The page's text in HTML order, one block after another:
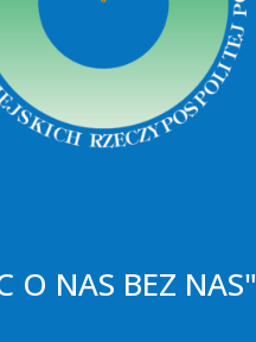
O NAS BEZ NAS"